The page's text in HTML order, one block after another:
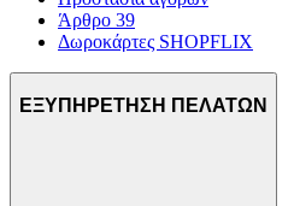
Άρθρο 39
Δωροκάρτες SHOPFLIX
ΕΞΥΠΗΡΕΤΗΣΗ ΠΕΛΑΤΩΝ